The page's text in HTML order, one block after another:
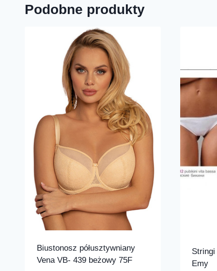
Podobne produkty
Biustonosz półusztywniany
Vena VB- 439 beżowy 75F
Emy